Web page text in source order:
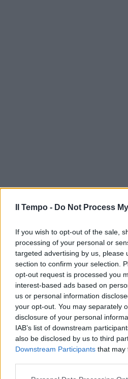
Il Tempo - Do Not Process
If you wish to opt-out of the sale,
processing of your personal or
targeted advertising by us, please
section to confirm your selection.
opt-out request is processed you
interest-based ads based on
us or personal information
your opt-out. You may separately
disclosure of your personal
IAB’s list of downstream
also be disclosed by us to third
Downstream Participants that may
In evidenza